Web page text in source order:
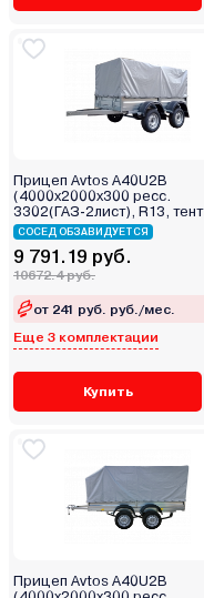
Прицеп Avtos A40U2B
(4000х2000х300 ресс.
3302(ГАЗ-2лист), R13, тент
800мм 2ос)
СОСЕД ОБЗАВИДУЕТСЯ
9 791.19 руб.
10672.4 руб.
от 241 руб. руб./мес.
Еще 3 комплектации
Купить
Прицеп Avtos A40U2B